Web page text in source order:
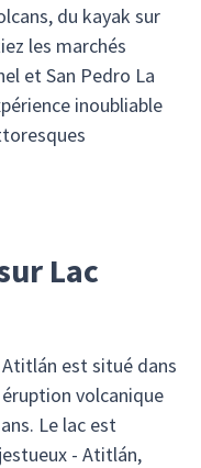
du kayak sur
les marchés
et San Pedro La
inoubliable
Lac
est situé dans
volcanique
Le lac est
- Atitlán,